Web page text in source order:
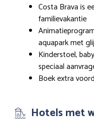
Costa Brava is
familievakantie
aquapark met
Kinderstoel,
speciaal
Boek extra
Hotels met